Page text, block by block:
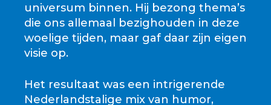
universum binnen. Hij bezong thema’s
die ons allemaal bezighouden in deze
woelige tijden, maar gaf daar zijn eigen
visie op.
Het resultaat was een intrigerende
Nederlandstalige mix van humor,